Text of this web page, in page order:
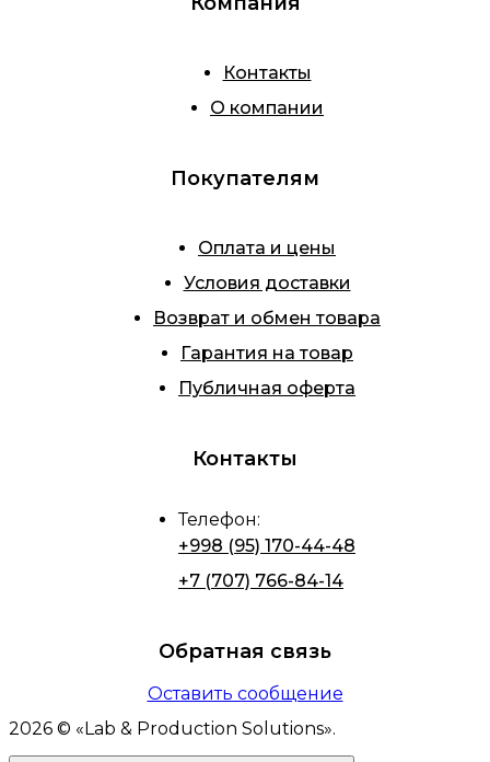
Контакты
О компании
Покупателям
Оплата и цены
Условия доставки
Возврат и обмен товара
Гарантия на товар
Публичная оферта
Контакты
Телефон:
+998 (95) 170-44-48
+7 (707) 766-84-14
Обратная связь
Оставить сообщение
2026 © « Lab & Production Solutions».